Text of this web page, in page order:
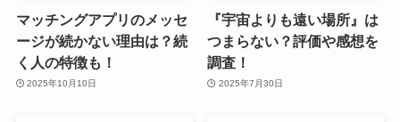
マッチングアプリのメッセ
ージが続かない理由は？続
く人の特徴も！
2025年10月10日
『宇宙よりも遠い場所』は
つまらない？評価や感想を
調査！
2025年7月30日